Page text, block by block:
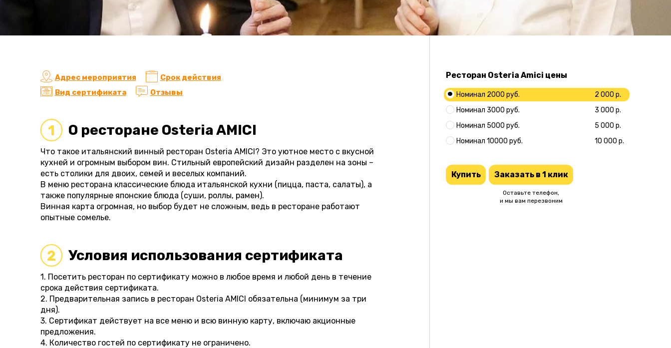
Ресторан Osteria Amici цены
Номинал 2000 руб.
2 000 р.
Номинал 3000 руб.
3 000 р.
Номинал 5000 руб.
5 000 р.
Номинал 10000 руб.
10 000 р.
Купить Заказать в 1 клик
Оставьте телефон,
и мы вам перезвоним
Адрес мероприятия
Срок действия
Вид сертификата
Отзывы
1 О ресторане Osteria AMICI
Что такое итальянский винный ресторан Osteria AMICI? Это уютное место с вкусной
кухней и огромным выбором вин. Стильный европейский дизайн разделен на зоны –
есть столики для двоих, семей и веселых компаний.
В меню ресторана классические блюда итальянской кухни (пицца, паста, салаты), а
также популярные японские блюда (суши, роллы, рамен).
Винная карта огромная, но выбор будет не сложным, ведь в ресторане работают
опытные сомелье.
2 Условия использования сертификата
1. Посетить ресторан по сертификату можно в любое время и любой день в течение
срока действия сертификата.
2. Предварительная запись в ресторан Osteria AMICI обязательна (минимум за три
дня).
3. Сертификат действует на все меню и всю винную карту, включаю акционные
предложения.
4. Количество гостей по сертификату не ограничено.